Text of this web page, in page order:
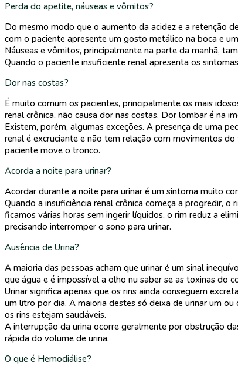
Perda do apetite, náuseas e vômitos?
Do mesmo modo que o aumento da acidez e a retenção
com o paciente apresente um gosto metálico na boca e
Náuseas e vômitos, principalmente na parte da manhã,
Quando o paciente insuficiente renal apresenta os
Dor nas costas?
É muito comum os pacientes, principalmente os mais
renal crônica, não causa dor nas costas. Dor lombar é na
Existem, porém, algumas exceções. A presença de uma
renal é excruciante e não tem relação com movimentos
paciente move o tronco.
Acorda a noite para urinar?
Acordar durante a noite para urinar é um sintoma muito
Quando a insuficiência renal crônica começa a progredir,
ficamos várias horas sem ingerir líquidos, o rim reduz a
precisando interromper o sono para urinar.
Ausência de Urina?
A maioria das pessoas acham que urinar é um sinal
que água e é impossível a olho nu saber se as toxinas do
Urinar significa apenas que os rins ainda conseguem
um litro por dia. A maioria destes só deixa de urinar um
os rins estejam saudáveis.
A interrupção da urina ocorre geralmente por obstrução
rápida do volume de urina.
O que é Hemodiálise?